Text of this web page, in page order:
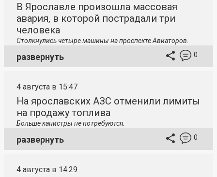
В Ярославле произошла массовая
авария, в которой пострадали три
человека
Столкнулись четыре машины на проспекте Авиаторов.
развернуть 0
4 августа в 15:47
На ярославских АЗС отменили лимиты
на продажу топлива
Больше канистры не потребуются.
развернуть 0
4 августа в 14:29